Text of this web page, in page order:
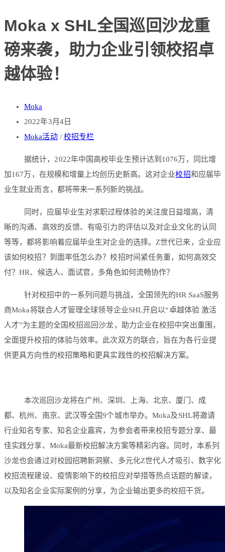
Moka x SHL全国巡回沙龙重
磅来袭，助力企业引领校招卓
越体验！
Moka
2022年3月4日
Moka活动/ 校招专栏
据统计，2022年中国高校毕业生预计达到1076万，同比增
加167万，在规模和增量上均创历史新高。这对企业校招和应届毕
业生就业而言，都将带来一系列新的挑战。
同时，应届毕业生对求职过程体验的关注度日益增高，清
晰的沟通、高效的反馈、有吸引力的评估以及对企业文化的认同
等等，都将影响着应届毕业生对企业的选择。Z世代已来，企业应
该如何校招？到面率低怎么办？校招时间紧任务重，如何高效交
付？HR、候选人、面试官，多角色如何流畅协作？
针对校招中的一系列问题与挑战，全国领先的HR SaaS服务
商Moka将联合人才管理全球领导企业SHL开启以“卓越体验 激活
人才”为主题的全国校招巡回沙龙，助力企业在校招中突出重围，
全面提升校招的体验与效率。此次双方的联合，旨在为各行业提
供更具方向性的校招策略和更具实践性的校招解决方案。
本次巡回沙龙将在广州、深圳、上海、北京、厦门、成
都、杭州、南京、武汉等全国9个城市举办。Moka及SHL将邀请
行业知名专家、知名企业嘉宾，为参会者带来校招专题分享、最
佳实践分享、Moka最新校招解决方案等精彩内容。同时，本系列
沙龙也会通过对校园招聘新洞察、多元化Z世代人才吸引、数字化
校招流程建设、疫情影响下的校招应对举措等热点话题的解读，
以及知名企业实际案例的分享，为企业输出更多的校招干货。